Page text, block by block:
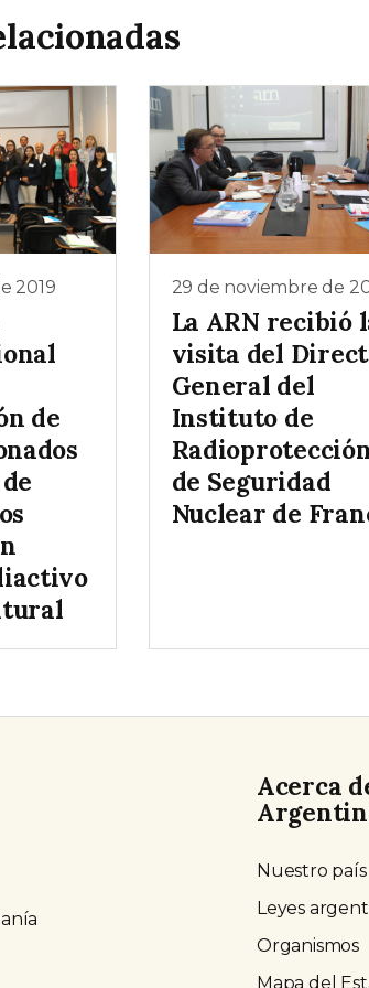
2019
de
29 de noviembre de
La ARN recibió
visita del
General del
Instituto de
de Seguridad
Nuclear de
Acerca
Nuestro país
Leyes
Organismos
Mapa del